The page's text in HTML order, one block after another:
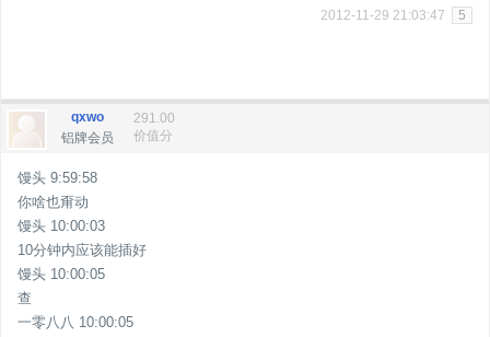
2012-11-29 21:03:47 5
qxwo
铝牌会员
291.00
价值分
馒头 9:59:58
你啥也甭动
馒头 10:00:03
10分钟内应该能插好
馒头 10:00:05
查
一零八八 10:00:05